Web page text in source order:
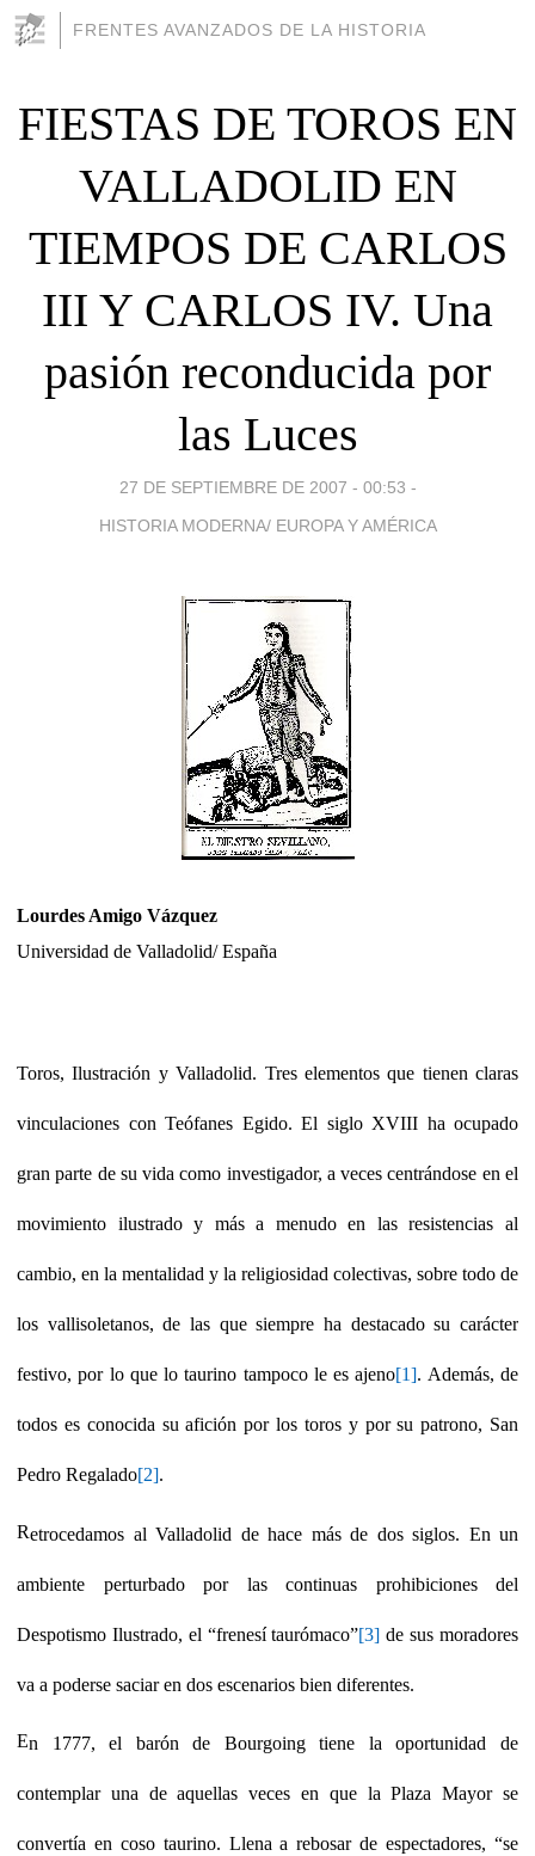
FRENTES AVANZADOS DE LA HISTORIA
FIESTAS DE TOROS EN
VALLADOLID EN
TIEMPOS DE CARLOS
III Y CARLOS IV. Una
pasión reconducida por
las Luces
27 DE SEPTIEMBRE DE 2007 - 00:53 -
HISTORIA MODERNA/ EUROPA Y AMÉRICA
Lourdes Amigo Vázquez
Universidad de Valladolid/ España
Toros, Ilustración y Valladolid. Tres elementos que tienen claras
vinculaciones con Teófanes Egido. El siglo XVIII ha ocupado
gran parte de su vida como investigador, a veces centrándose en el
movimiento ilustrado y más a menudo en las resistencias al
cambio, en la mentalidad y la religiosidad colectivas, sobre todo de
los vallisoletanos, de las que siempre ha destacado su carácter
festivo, por lo que lo taurino tampoco le es ajeno[1]. Además, de
todos es conocida su afición por los toros y por su patrono, San
Pedro Regalado[2].
Retrocedamos al Valladolid de hace más de dos siglos. En un
ambiente perturbado por las continuas prohibiciones del
Despotismo Ilustrado, el “frenesí taurómaco”[3] de sus moradores
va a poderse saciar en dos escenarios bien diferentes.
En 1777, el barón de Bourgoing tiene la oportunidad de
contemplar una de aquellas veces en que la Plaza Mayor se
convertía en coso taurino. Llena a rebosar de espectadores, “se